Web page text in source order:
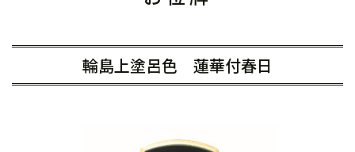
輪島上塗呂色 蓮華付春日